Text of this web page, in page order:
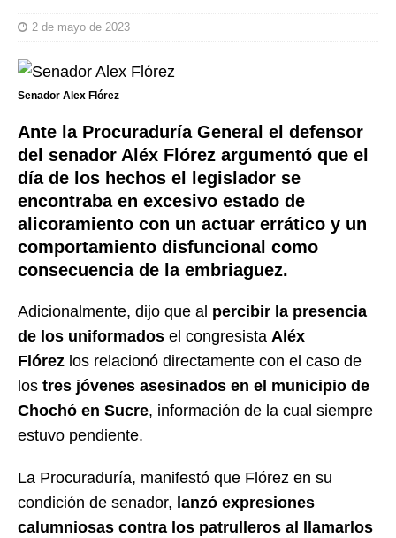
2 de mayo de 2023
Senador Alex Flórez
Ante la Procuraduría General el defensor
del senador Aléx Flórez argumentó que el
día de los hechos el legislador se
encontraba en excesivo estado de
alicoramiento con un actuar errático y un
comportamiento disfuncional como
consecuencia de la embriaguez.
Adicionalmente, dijo que al percibir la presencia
de los uniformados el congresista Aléx
Flórez los relacionó directamente con el caso de
los tres jóvenes asesinados en el municipio de
Chochó en Sucre, información de la cual siempre
estuvo pendiente.
La Procuraduría, manifestó que Flórez en su
condición de senador, lanzó expresiones
calumniosas contra los patrulleros al llamarlos